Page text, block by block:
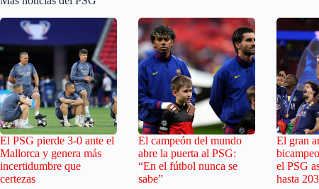
El PSG pierde 3-0 ante el
Mallorca y genera más
incertidumbre que
certezas
El campeón del mundo
abre la puerta al PSG:
“En el fútbol nunca se
sabe”
El gran
el PSG
hasta